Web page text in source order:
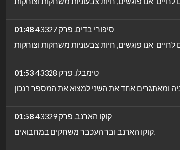
01:48
סיפורי בדים. פרק 43327
01:53
טימבלו. פרק 43328
01:58
קוקו הארנב. פרק 43329
קוקו הארנב ובר העכבר משחקים במחבואים.